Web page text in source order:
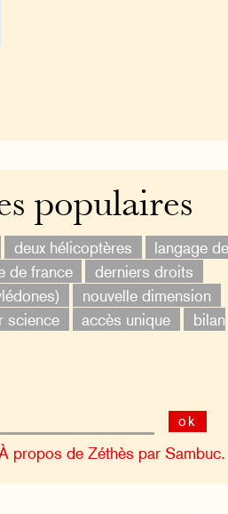
populaires
deux hélicoptères
langage
de france
derniers droits
nouvelle dimension
science accès unique
bilan
ok
propos de Zéthès par Sambuc.